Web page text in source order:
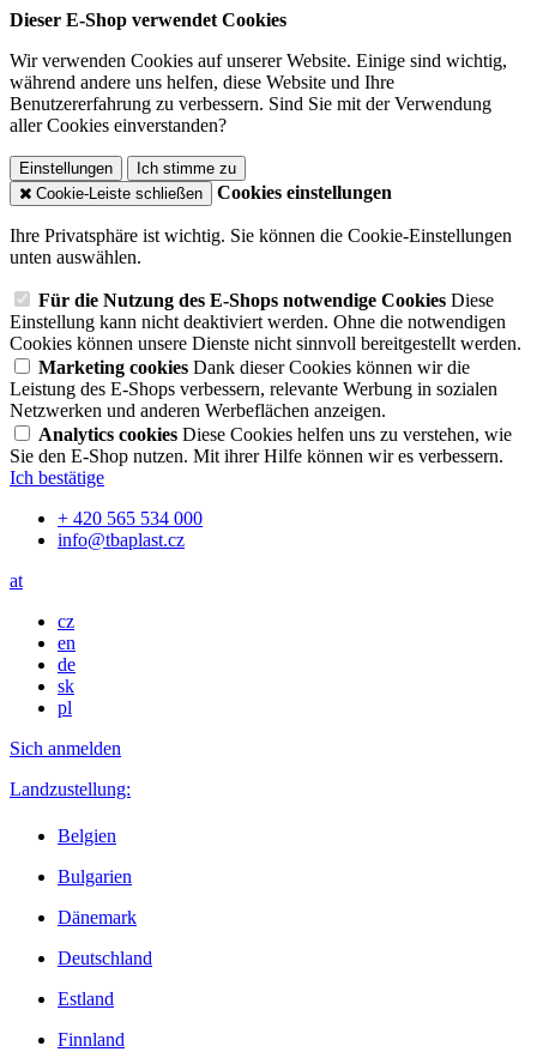
Dieser E-Shop verwendet Cookies
Wir verwenden Cookies auf unserer Website. Einige sind wichtig,
während andere uns helfen, diese Website und Ihre
Benutzererfahrung zu verbessern. Sind Sie mit der Verwendung
aller Cookies einverstanden?
Einstellungen
Ich stimme zu
Cookie-Leiste schließen
Cookies einstellungen
Ihre Privatsphäre ist wichtig. Sie können die Cookie-Einstellungen
unten auswählen.
Für die Nutzung des E-Shops notwendige Cookies Diese
Einstellung kann nicht deaktiviert werden. Ohne die notwendigen
Cookies können unsere Dienste nicht sinnvoll bereitgestellt werden.
Marketing cookies Dank dieser Cookies können wir die
Leistung des E-Shops verbessern, relevante Werbung in sozialen
Netzwerken und anderen Werbeflächen anzeigen.
Analytics cookies Diese Cookies helfen uns zu verstehen, wie
Sie den E-Shop nutzen. Mit ihrer Hilfe können wir es verbessern.
Ich bestätige
+ 420 565 534 000
info@tbaplast.cz
at
cz
en
de
sk
pl
Sich anmelden
Landzustellung:
Belgien
Bulgarien
Dänemark
Deutschland
Estland
Finnland